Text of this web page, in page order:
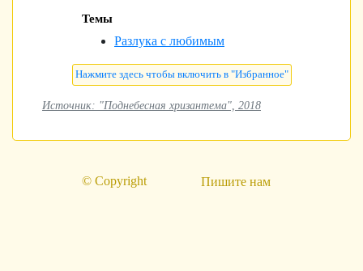
Темы
Разлука с любимым
Источник: "Поднебесная хризантема", 2018
© Copyright Пишите нам